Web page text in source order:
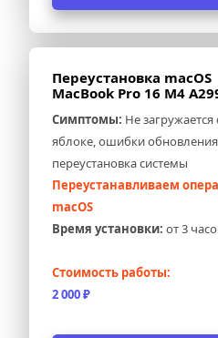
Переустановка macOS
MacBook Pro 16 M4
Симптомы: Не загружается
яблоке, ошибки
переустановка системы
Переустанавливаем
macOS
Время установки: от 3
Стоимость работы:
2 000 ₽